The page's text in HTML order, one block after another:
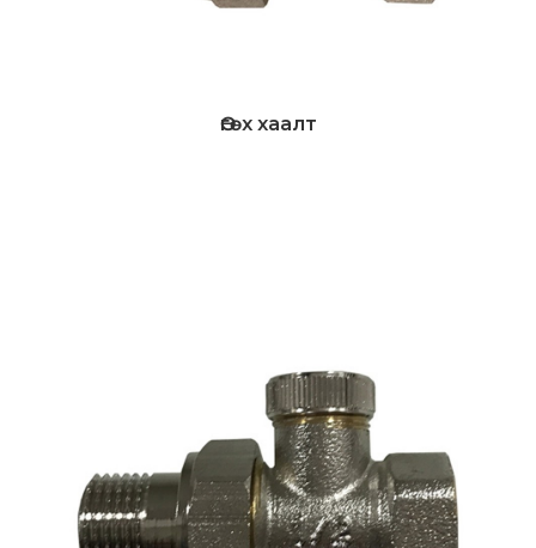
Өгөх хаалт